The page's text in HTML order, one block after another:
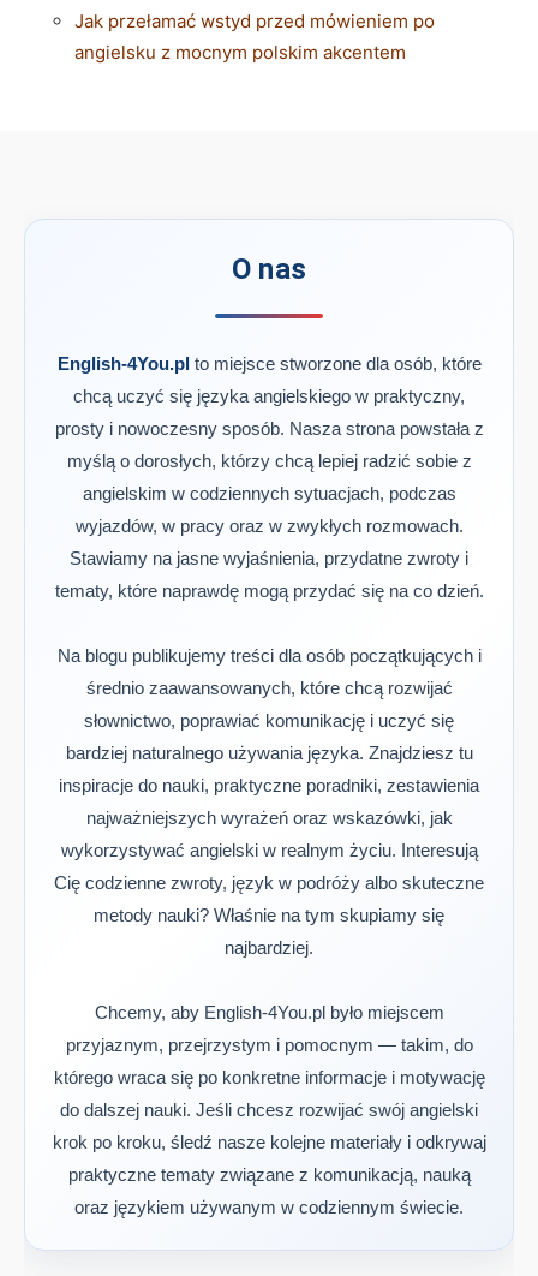
Jak przełamać wstyd przed mówieniem po
angielsku z mocnym polskim akcentem
O nas
English-4You.plto miejsce stworzone dla osób, które
chcą uczyć się języka angielskiego w praktyczny,
prosty i nowoczesny sposób. Nasza strona powstała z
myślą o dorosłych, którzy chcą lepiej radzić sobie z
angielskim w codziennych sytuacjach, podczas
wyjazdów, w pracy oraz w zwykłych rozmowach.
Stawiamy na jasne wyjaśnienia, przydatne zwroty i
tematy, które naprawdę mogą przydać się na co dzień.
Na blogu publikujemy treści dla osób początkujących i
średnio zaawansowanych, które chcą rozwijać
słownictwo, poprawiać komunikację i uczyć się
bardziej naturalnego używania języka. Znajdziesz tu
inspiracje do nauki, praktyczne poradniki, zestawienia
najważniejszych wyrażeń oraz wskazówki, jak
wykorzystywać angielski w realnym życiu. Interesują
Cię codzienne zwroty, język w podróży albo skuteczne
metody nauki? Właśnie na tym skupiamy się
najbardziej.
Chcemy, aby English-4You.pl było miejscem
przyjaznym, przejrzystym i pomocnym — takim, do
którego wraca się po konkretne informacje i motywację
do dalszej nauki. Jeśli chcesz rozwijać swój angielski
krok po kroku, śledź nasze kolejne materiały i odkrywaj
praktyczne tematy związane z komunikacją, nauką
oraz językiem używanym w codziennym świecie.